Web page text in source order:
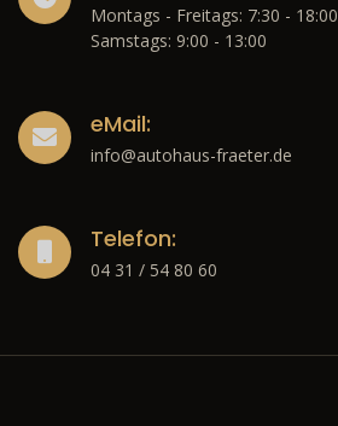
Montags - Freitags: 7:30 - 18:00
Samstags: 9:00 - 13:00
eMail:
info@autohaus-fraeter.de
Telefon:
04 31 / 54 80 60